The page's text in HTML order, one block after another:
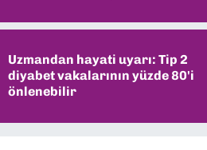
Uzmandan hayati uyarı: Tip 2
diyabet vakalarının yüzde 80'i
önlenebilir